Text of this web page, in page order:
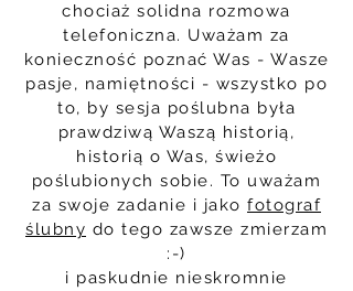
chociaż solidna rozmowa
telefoniczna. Uważam za
konieczność poznać Was - Wasze
pasje, namiętności - wszystko po
to, by sesja poślubna była
prawdziwą Waszą historią,
historią o Was, świeżo
poślubionych sobie. To uważam
za swoje zadanie i jako fotograf
ślubny do tego zawsze zmierzam
:-)
i paskudnie nieskromnie